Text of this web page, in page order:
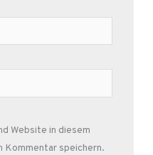
Website in diesem
Kommentar speichern.